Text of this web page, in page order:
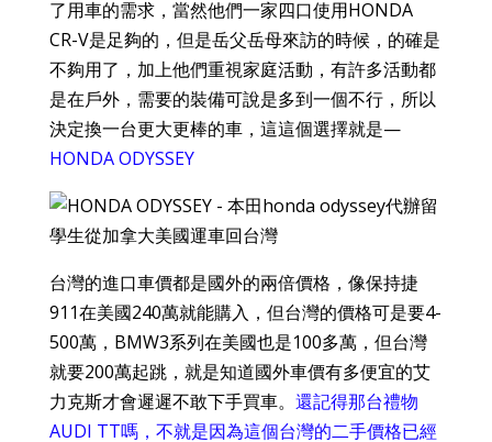
了用車的需求，當然他們一家四口使用HONDA
CR-V是足夠的，但是岳父岳母來訪的時候，的確是
不夠用了，加上他們重視家庭活動，有許多活動都
是在戶外，需要的裝備可說是多到一個不行，所以
決定換一台更大更棒的車，這這個選擇就是—
HONDA ODYSSEY
台灣的進口車價都是國外的兩倍價格，像保持捷
911在美國240萬就能購入，但台灣的價格可是要4-
500萬，BMW3系列在美國也是100多萬，但台灣
就要200萬起跳，就是知道國外車價有多便宜的艾
力克斯才會遲遲不敢下手買車。 還記得那台禮物
AUDI TT嗎，不就是因為這個台灣的二手價格已經